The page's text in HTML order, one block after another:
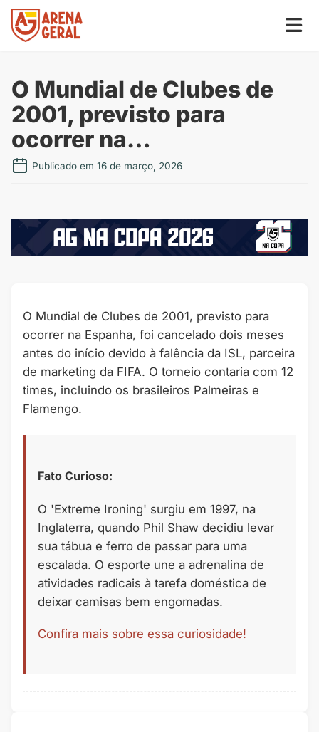
O Mundial de Clubes de
2001, previsto para
ocorrer na…
Publicado em 16 de março, 2026
O Mundial de Clubes de 2001, previsto para
ocorrer na Espanha, foi cancelado dois meses
antes do início devido à falência da ISL, parceira
de marketing da FIFA. O torneio contaria com 12
times, incluindo os brasileiros Palmeiras e
Flamengo.
Fato Curioso:
O 'Extreme Ironing' surgiu em 1997, na
Inglaterra, quando Phil Shaw decidiu levar
sua tábua e ferro de passar para uma
escalada. O esporte une a adrenalina de
atividades radicais à tarefa doméstica de
deixar camisas bem engomadas.
Confira mais sobre essa curiosidade!